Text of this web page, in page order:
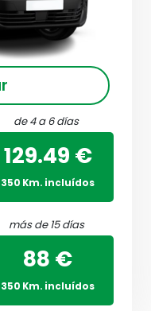
de 4 a 6 días
129.49 €
350 Km. incluídos
más de 15 días
88 €
350 Km. incluídos